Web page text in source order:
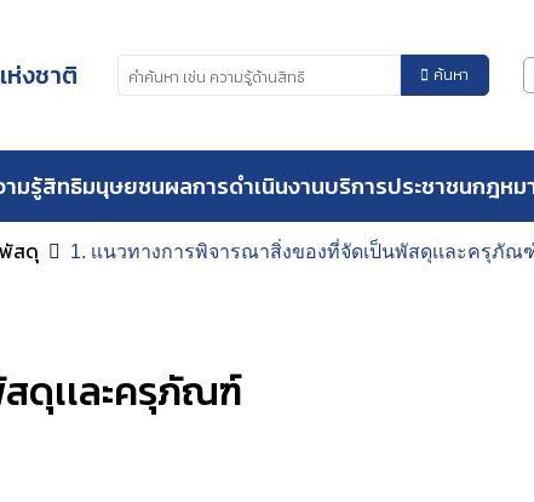
งชาติ ค้นหา
มรู้สิทธิมนุษยชนผลการดำเนินงานบริการประชาชนกฎหม
พัสดุ 1. เเนวทางการพิจารณาสิ่งของที่จัดเป็นพัสดุเเละครุภัณ
ดุเเละครุภัณฑ์